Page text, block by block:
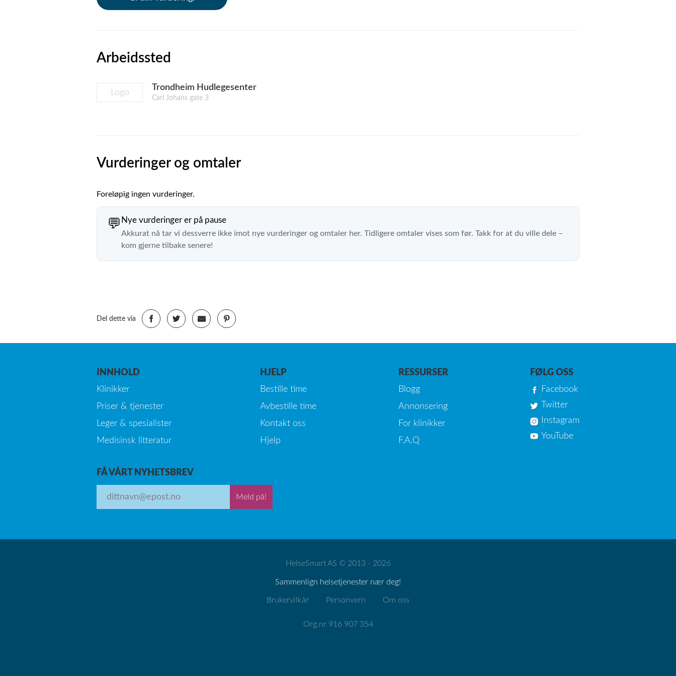
Arbeidssted
Logo
Trondheim Hudlegesenter
Carl Johans gate 3
Vurderinger og omtaler
Foreløpig ingen vurderinger.
💬 Nye vurderinger er på pause
Akkurat nå tar vi dessverre ikke imot nye vurderinger og omtaler her. Tidligere omtaler vises som før. Takk for at du ville dele –
kom gjerne tilbake senere!
Del dette via
INNHOLD
Klinikker
Priser & tjenester
Leger & spesialister
Medisinsk litteratur
HJELP
Bestille time
Avbestille time
Kontakt oss
Hjelp
RESSURSER
Blogg
Annonsering
For klinikker
F.A.Q
FØLG OSS
Facebook
Twitter
Instagram
YouTube
FÅ VÅRT NYHETSBREV
Meld på!
HelseSmart AS © 2013 - 2026
Sammenlign helsetjenester nær deg!
Brukervilkår Personvern Om oss
Org.nr 916 907 354